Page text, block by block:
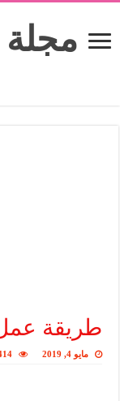
مجلة
طريقة
مايو 4, 2019 1,414